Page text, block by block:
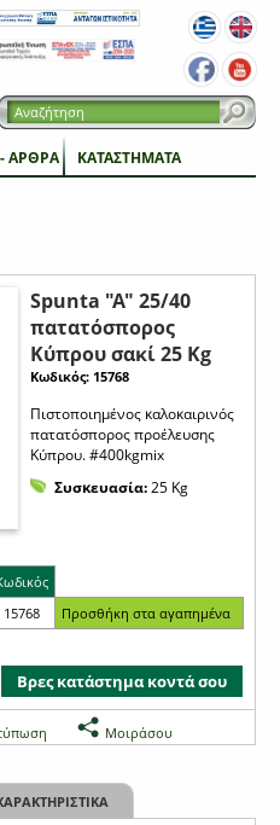
ΑΡΘΡΑ ΚΑΤΑΣΤΗΜΑΤΑ
Spunta "A" 25/40
πατατόσπορος
Κύπρου σακί 25 Kg
Κωδικός: 15768
Πιστοποιημένος καλοκαιρινός
πατατόσπορος προέλευσης
Κύπρου. #400kgmix
Συσκευασία:25 Kg
15768
Βρες κατάστημα κοντά σου
Μοιράσου